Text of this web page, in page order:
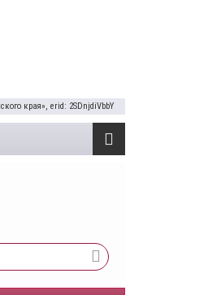
края», erid: 2SDnjdiVbbY